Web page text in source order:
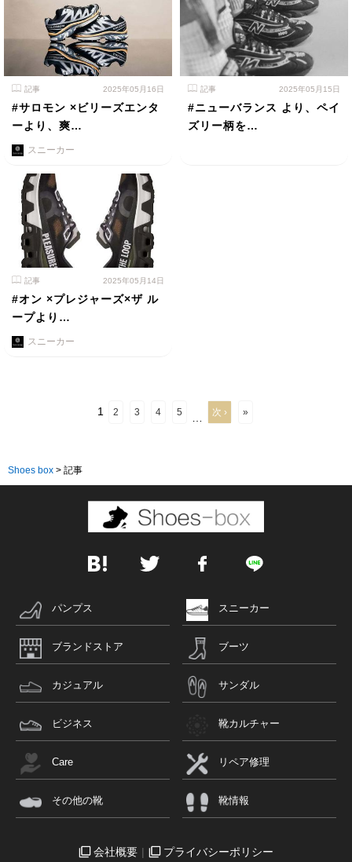
記事 2025年05月16日
#サロモン ×ビリーズエンタ
ーより、爽…
スニーカー
記事 2025年05月15日
#ニューバランス より、ペイ
ズリー柄を…
記事 2025年05月14日
#オン ×プレジャーズ×ザ ル
ープより…
スニーカー
1 2 3 4 5 次 › »
Shoes box > 記事
パンプス スニーカー
ブランドストア ブーツ
カジュアル サンダル
ビジネス 靴カルチャー
Care リペア修理
その他の靴 靴情報
会社概要 プライバシーポリシー